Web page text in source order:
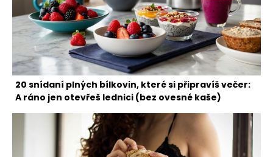
20 snídaní plných bílkovin, které si připravíš večer:
A ráno jen otevřeš lednici (bez ovesné kaše)